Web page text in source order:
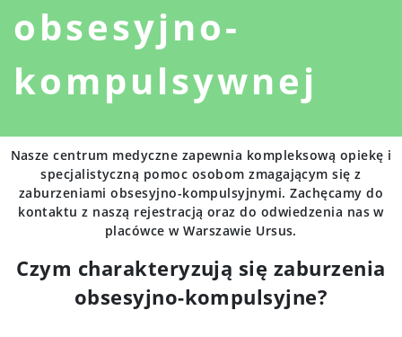
obsesyjno-
kompulsywnej
Nasze centrum medyczne zapewnia kompleksową opiekę i
specjalistyczną pomoc osobom zmagającym się z
zaburzeniami obsesyjno-kompulsyjnymi. Zachęcamy do
kontaktu z naszą rejestracją oraz do odwiedzenia nas w
placówce w Warszawie Ursus.
Czym charakteryzują się zaburzenia
obsesyjno-kompulsyjne?